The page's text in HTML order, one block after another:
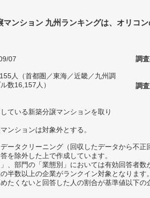
マンション 九州ランキングは、オリコ
07
人（首都圏／東海／近畿／九州調
数16,157人）
ている新築分譲マンションを取り
ンションは対象外とする。
調
調
ータクリーニング（回収したデータから不正
を除外した上で作成しています。
、部門の「業態別」においては有効回答者
半数以上の企業がランクイン対象となります。
たくないと回答した人の割合が基準値以下の